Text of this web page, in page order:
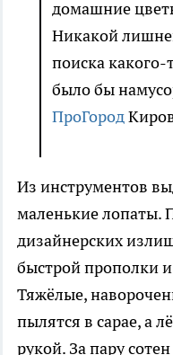
домашние
Никакой
поиска какого-
было бы
ПроГород
Из инструментов
маленькие лопаты.
дизайнерских
быстрой прополки
Тяжёлые,
пылятся в сарае, а
рукой. За пару